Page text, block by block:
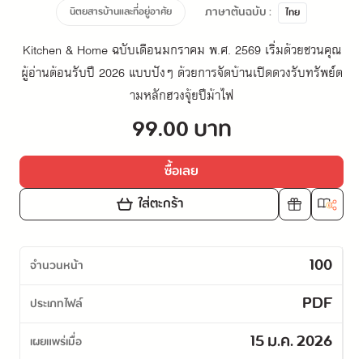
นิตยสารบ้านและที่อยู่อาศัย ภาษาต้นฉบับ : ไทย
Kitchen & Home ฉบับเดือนมกราคม พ.ศ. 2569 เริ่มด้วยชวนคุณ
ผู้อ่านต้อนรับปี 2026 แบบปังๆ ด้วยการจัดบ้านเปิดดวงรับทรัพย์ต
ามหลักฮวงจุ้ยปีม้าไฟ
99.00 บาท
ซื้อเลย
ใส่ตะกร้า
จำนวนหน้า 100
ประเภทไฟล์ PDF
เผยแพร่เมื่อ 15 ม.ค. 2026